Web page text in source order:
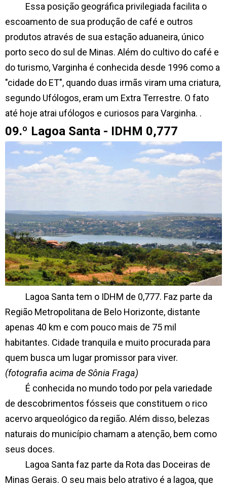
Essa posição geográfica privilegiada facilita o
escoamento de sua produção de café e outros
produtos através de sua estação aduaneira, único
porto seco do sul de Minas. Além do cultivo do café e
do turismo, Varginha é conhecida desde 1996 como a
"cidade do ET", quando duas irmãs viram uma criatura,
segundo Ufólogos, eram um Extra Terrestre. O fato
até hoje atrai ufólogos e curiosos para Varginha. .
09.º Lagoa Santa - IDHM 0,777
Lagoa Santa tem o IDHM de 0,777. Faz parte da
Região Metropolitana de Belo Horizonte, distante
apenas 40 km e com pouco mais de 75 mil
habitantes. Cidade tranquila e muito procurada para
quem busca um lugar promissor para viver.
(fotografia acima de Sônia Fraga)
É conhecida no mundo todo por pela variedade
de descobrimentos fósseis que constituem o rico
acervo arqueológico da região. Além disso, belezas
naturais do município chamam a atenção, bem como
seus doces.
Lagoa Santa faz parte da Rota das Doceiras de
Minas Gerais. O seu mais belo atrativo é a lagoa, que